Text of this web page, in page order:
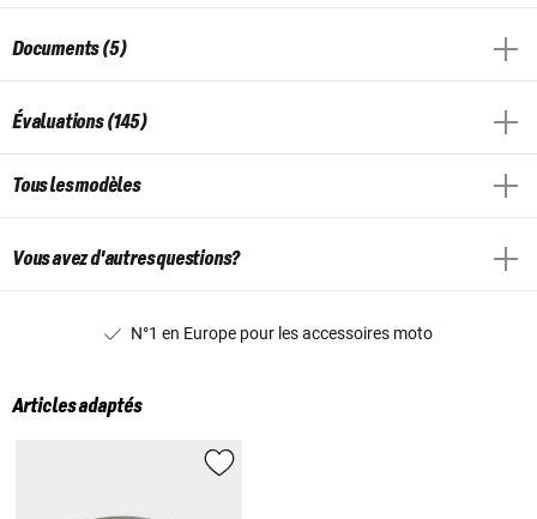
Documents (5)
Évaluations (145)
Tous les modèles
Vous avez d'autres questions?
N°1 en Europe pour les accessoires moto
Articles adaptés